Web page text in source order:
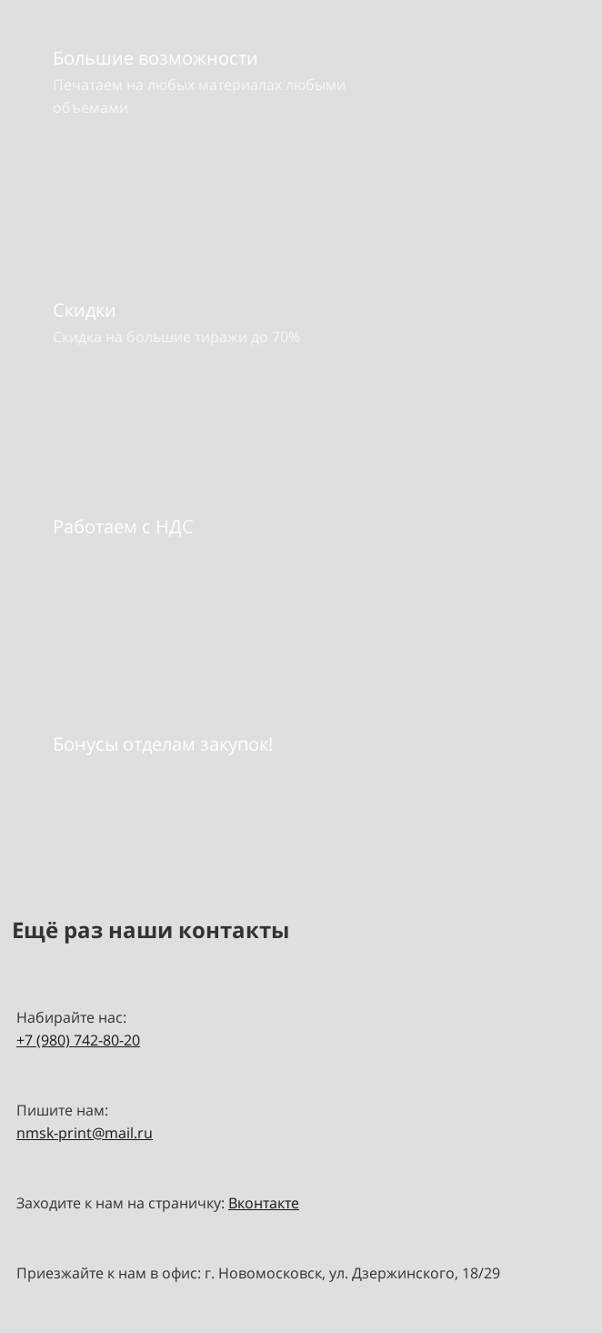
Большие возможности
Печатаем на любых материалах любыми
объемами
Скидки
Скидка на большие тиражи до 70%
Работаем с НДС
Бонусы отделам закупок!
Ещё раз наши контакты
Набирайте нас:
+7 (980) 742-80-20
Пишите нам:
nmsk-print@mail.ru
Заходите к нам на страничку: Вконтакте
Приезжайте к нам в офис: г. Новомосковск, ул. Дзержинского, 18/29